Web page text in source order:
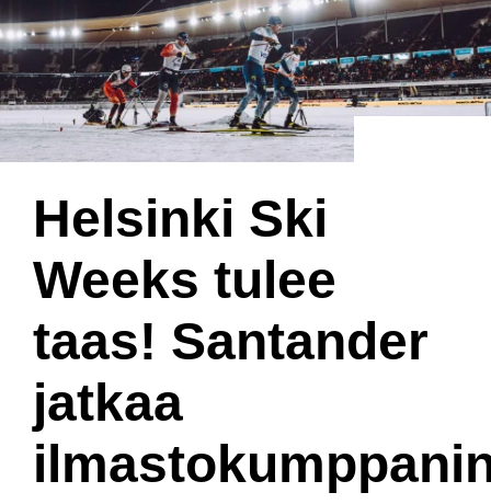
Helsinki Ski
Weeks tulee
taas! Santander
jatkaa